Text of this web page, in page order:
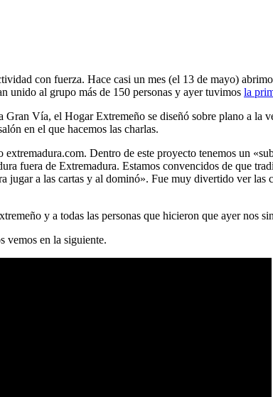
con fuerza. Hace casi un mes (el 13 de mayo)
unido al grupo más de 150 personas y ayer tuvimos la
Vía, el Hogar Extremeño se diseñó sobre plano a
en el que hacemos las charlas.
Dentro de este proyecto tenemos un
fuera de Extremadura. Estamos convencidos de que
a las cartas y al dominó». Fue muy divertido ver
y a todas las personas que hicieron que ayer nos
vemos en la siguiente.